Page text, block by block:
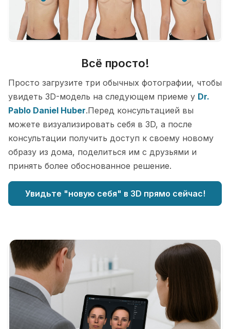
Всё просто!
Просто загрузите три обычных фотографии, чтобы
увидеть 3D-модель на следующем приеме у Dr.
Pablo Daniel Huber.Перед консультацией вы
можете визуализировать себя в 3D, а после
консультации получить доступ к своему новому
образу из дома, поделиться им с друзьями и
принять более обоснованное решение.
Увидьте "новую себя" в 3D прямо сейчас!